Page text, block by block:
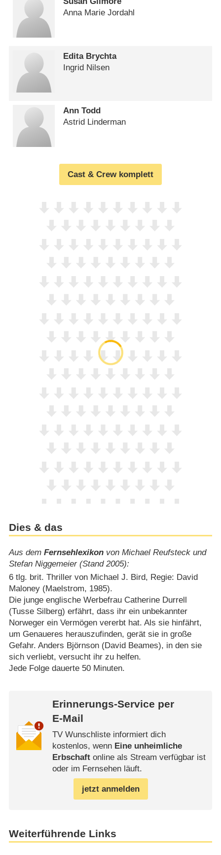
Anna Marie Jordahl
Edita Brychta
Ingrid Nilsen
Ann Todd
Astrid Linderman
Cast & Crew komplett
Dies & das
Aus dem Fernsehlexikonvon Michael Reufsteck und
Stefan Niggemeier (Stand 2005):
6 tlg. brit. Thriller von Michael J. Bird, Regie: David
Maloney (Maelstrom, 1985).
Die junge englische Werbefrau Catherine Durrell
(Tusse Silberg) erfährt, dass ihr ein unbekannter
Norweger ein Vermögen vererbt hat. Als sie hinfährt,
um Genaueres herauszufinden, gerät sie in große
Gefahr. Anders Björnson (David Beames), in den sie
sich verliebt, versucht ihr zu helfen.
Jede Folge dauerte 50 Minuten.
Erinnerungs-Service per
E-Mail
TV Wunschliste informiert dich
kostenlos, wenn Eine unheimliche
Erbschaftonline als Stream verfügbar ist
oder im Fernsehen läuft.
jetzt anmelden
Weiterführende Links